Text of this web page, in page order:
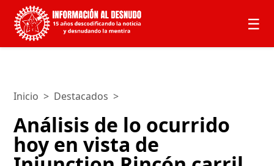
☰
Inicio > Destacados >
Análisis de lo ocurrido
hoy en vista de